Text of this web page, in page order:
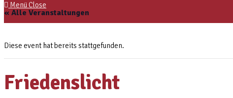
MenüClose
« Alle Veranstaltungen
Diese event hat bereits stattgefunden.
Friedenslicht